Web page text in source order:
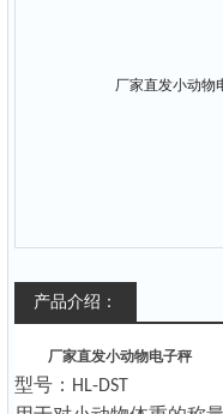
产品介绍：
厂家直发小动物电子秤
型号： HL-DST